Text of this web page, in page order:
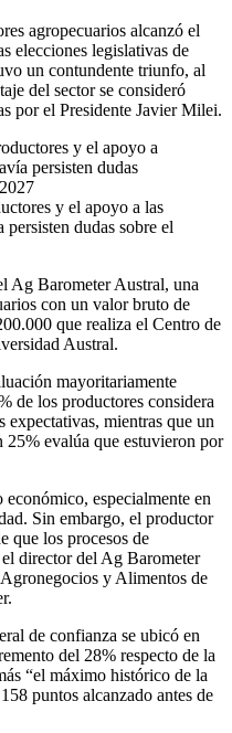
agropecuarios alcanzó el
elecciones legislativas de
un contundente triunfo, al
del sector se consideró
por el Presidente Javier Milei.
y el apoyo a las
dudas sobre el
Ag Barometer Austral, una
con un valor bruto de
que realiza el Centro de
Austral.
mayoritariamente
de los productores considera
mientras que un
25% evalúa que estuvieron por
especialmente en
Sin embargo, el productor
que los procesos de
director del Ag Barometer
y Alimentos de
de confianza se ubicó en
del 28% respecto de la
“el máximo histórico de la
puntos alcanzado antes de